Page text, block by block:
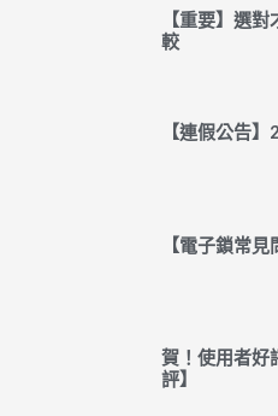
【重要】選
較
【連假公告
【電子鎖常
賀！使用者好
評】